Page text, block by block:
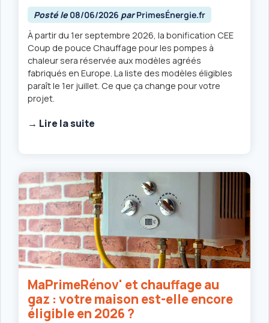
Posté le 08/06/2026 parPrimesÉnergie.fr
À partir du 1er septembre 2026, la bonification CEE
Coup de pouce Chauffage pour les pompes à
chaleur sera réservée aux modèles agréés
fabriqués en Europe. La liste des modèles éligibles
paraît le 1er juillet. Ce que ça change pour votre
projet.
→ Lire la suite
MaPrimeRénov' et chauffage au
gaz : votre maison est-elle encore
éligible en 2026 ?